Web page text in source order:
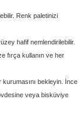
Renk paletinizi
hafif nemlendirilebilir.
fırça kullanın ve her
bekleyin. İnce
veya bisküviye